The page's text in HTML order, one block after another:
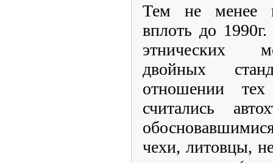
Тем не менее
вплоть до
этнических
двойных
отношении
считались
чехи, литовцы,